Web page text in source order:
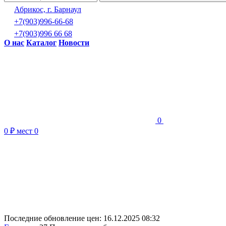
Абрикос, г. Барнаул
+7(903)996-66-68
+7(903)996 66 68
О нас Каталог Новости
0
0 ₽ мест 0
Последние обновление цен: 16.12.2025 08:32